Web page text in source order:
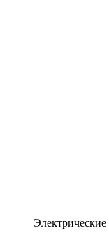
Электрические